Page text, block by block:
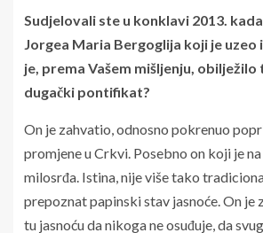
Sudjelovali ste u konklavi 2013.
Jorgea Maria Bergoglija koji je uzeo
je, prema Vašem mišljenju, obilježilo
dugački pontifikat?
On je zahvatio, odnosno pokrenuo
promjene u Crkvi. Posebno on koji je
milosrđa. Istina, nije više tako
prepoznat papinski stav jasnoće. On je
tu jasnoću da nikoga ne osuđuje, da